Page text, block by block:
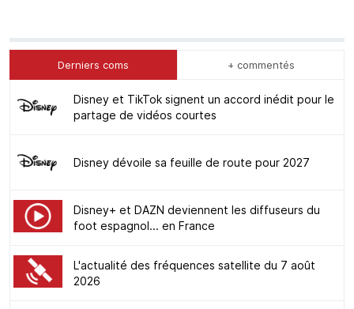
Derniers coms + commentés
Disney et TikTok signent un accord inédit pour le
partage de vidéos courtes
Disney dévoile sa feuille de route pour 2027
Disney+ et DAZN deviennent les diffuseurs du
foot espagnol... en France
L'actualité des fréquences satellite du 7 août
2026